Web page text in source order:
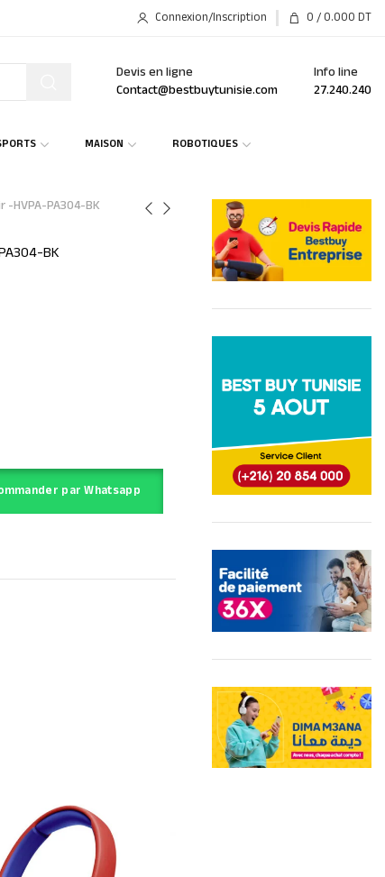
Connexion/Inscription 0 / 0.000 DT
Devis en ligne
Contact@bestbuytunisie.com
Info line
27.240.240
MAISON
ROBOTIQUES
HVPA-PA304-BK
BK
par Whatsapp